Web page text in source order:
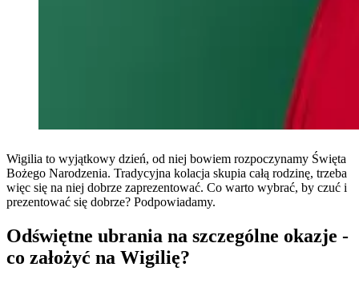
Wigilia to wyjątkowy dzień, od niej bowiem rozpoczynamy Święta
Bożego Narodzenia. Tradycyjna kolacja skupia całą rodzinę, trzeba
więc się na niej dobrze zaprezentować. Co warto wybrać, by czuć i
prezentować się dobrze? Podpowiadamy.
Odświętne ubrania na szczególne okazje -
co założyć na Wigilię?